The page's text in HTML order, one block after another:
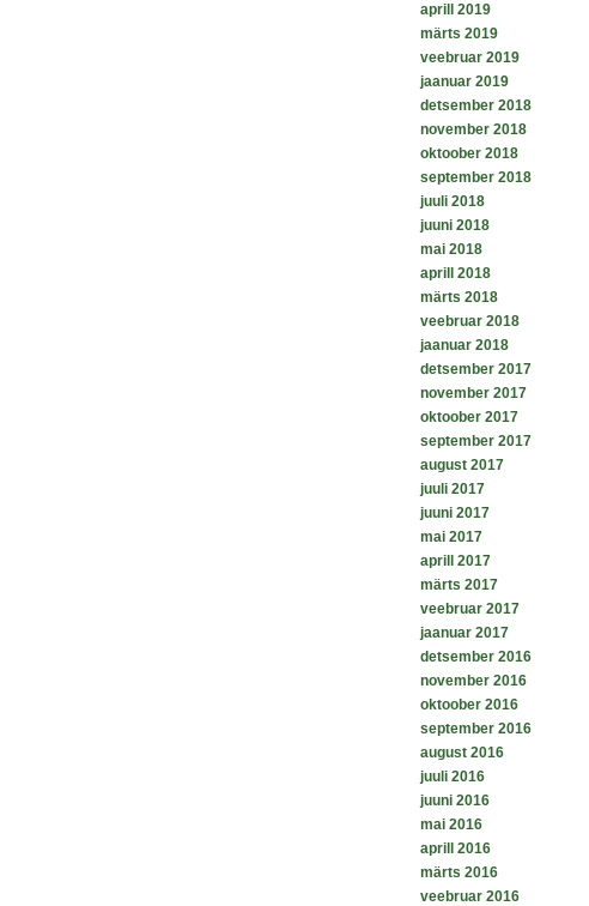
aprill 2019
märts 2019
veebruar 2019
jaanuar 2019
detsember 2018
november 2018
oktoober 2018
september 2018
juuli 2018
juuni 2018
mai 2018
aprill 2018
märts 2018
veebruar 2018
jaanuar 2018
detsember 2017
november 2017
oktoober 2017
september 2017
august 2017
juuli 2017
juuni 2017
mai 2017
aprill 2017
märts 2017
veebruar 2017
jaanuar 2017
detsember 2016
november 2016
oktoober 2016
september 2016
august 2016
juuli 2016
juuni 2016
mai 2016
aprill 2016
märts 2016
veebruar 2016